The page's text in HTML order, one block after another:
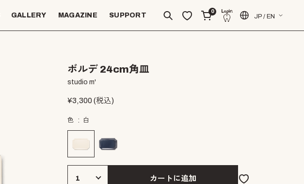
GALLERY MAGAZINE SUPPORT
0
JP / EN
ボルデ 24cm角皿
studio m'
¥3,300(税込)
色 白
カートに追加